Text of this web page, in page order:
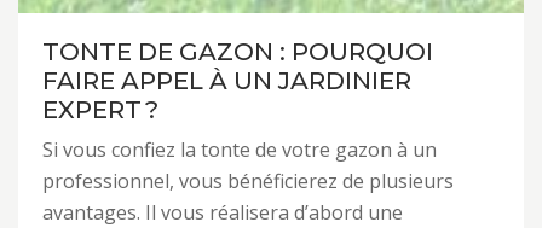
TONTE DE GAZON : POURQUOI
FAIRE APPEL À UN JARDINIER
EXPERT ?
Si vous confiez la tonte de votre gazon à un
professionnel, vous bénéficierez de plusieurs
avantages. Il vous réalisera d’abord une